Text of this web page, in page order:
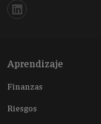
Iberinform en Linkedin
Aprendizaje
Finanzas
Riesgos